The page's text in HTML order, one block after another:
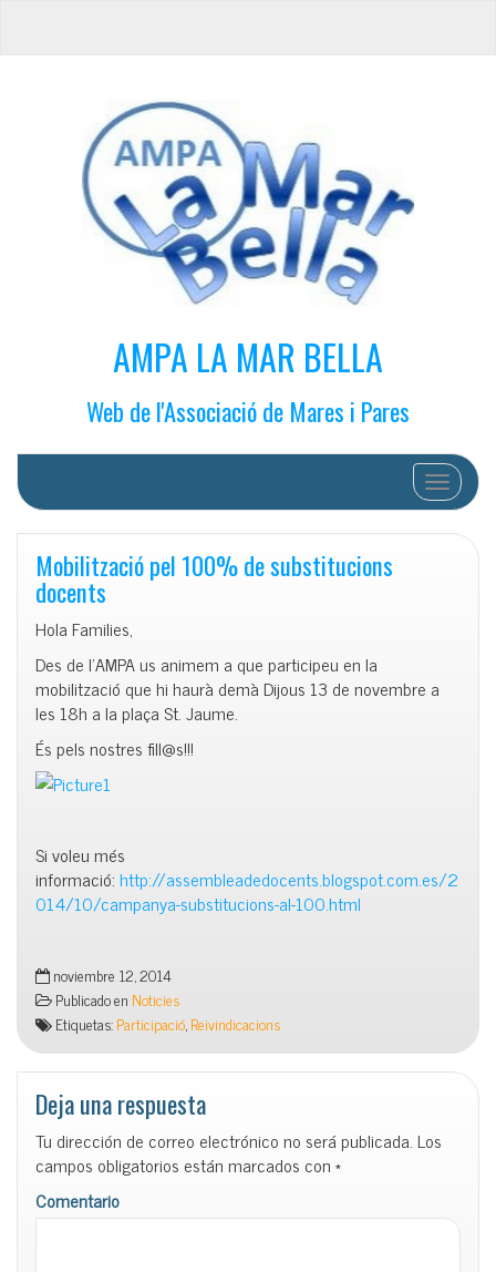
AMPA LA MAR BELLA
Web de l'Associació de Mares i Pares
Cambiar
Mobilització pel 100% de substitucions
docents
Hola Families,
Des de l’AMPA us animem a que participeu en la
mobilització que hi haurà demà Dijous 13 de novembre a
les 18h a la plaça St. Jaume.
És pels nostres fill@s!!!
Si voleu més
informació:http://assembleadedocents.blogspot.com.es/2
014/10/campanya-substitucions-al-100.html
noviembre 12, 2014
Publicado en Noticies
Etiquetas:Participació,Reivindicacions
Deja una respuesta
Tu dirección de correo electrónico no será publicada. Los
campos obligatorios están marcados con*
Comentario